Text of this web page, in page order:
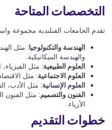
التخصصات المتاحة
تقدم الجامعات الفنلندية مجموعة
الهندسة والتكنولوجيا: مثل
والهندسة الميكانيكية.
العلوم الطبيعية: مثل الفيزياء،
العلوم الاجتماعية: مثل
العلوم الإنسانية: مثل الأدب،
الفنون والتصميم: مثل الفنون
الأزياء.
خطوات التقديم